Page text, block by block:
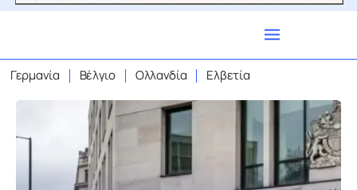
Γερμανία Βέλγιο Ολλανδία Ελβετία